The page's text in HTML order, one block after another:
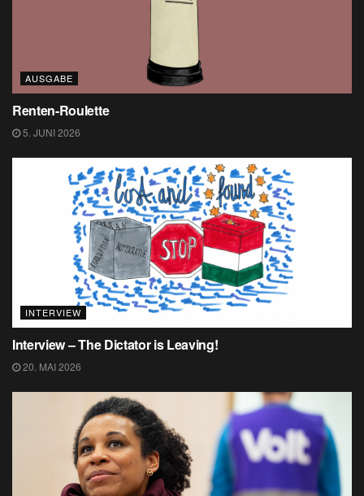
AUSGABE
Renten-Roulette
5. JUNI 2026
INTERVIEW
Interview – The Dictator is Leaving!
20. MAI 2026